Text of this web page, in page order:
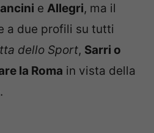
e Allegri, ma il
a due profili su tutti
dello Sport, Sarri o
la Roma in vista della